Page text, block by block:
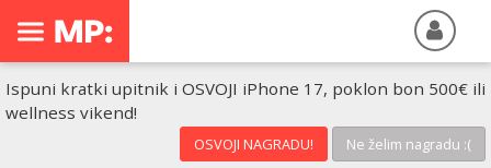
Ispuni kratki upitnik i OSVOJI iPhone 17, poklon bon 500€ ili
wellness vikend!
OSVOJI NAGRADU! Ne želim nagradu :(